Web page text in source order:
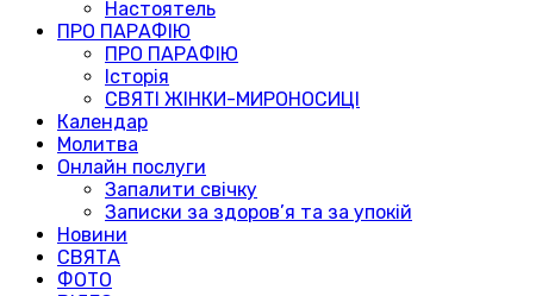
Настоятель
ПРО ПАРАФІЮ
ПРО ПАРАФІЮ
Історія
СВЯТІ ЖІНКИ-МИРОНОСИЦІ
Календар
Молитва
Онлайн послуги
Запалити свічку
Записки за здоров’я та за упокій
Новини
СВЯТА
ФОТО